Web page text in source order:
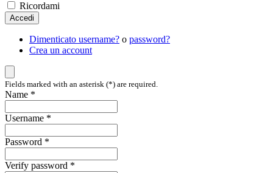
Ricordami
Accedi
Dimenticato username? o password?
Crea un account
Fields marked with an asterisk (*) are required.
Name *
Username *
Password *
Verify password *